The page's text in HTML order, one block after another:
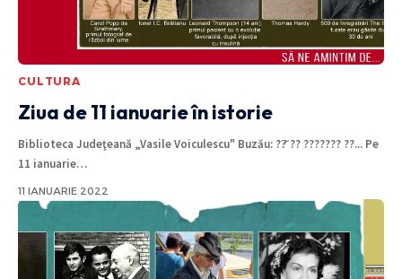
CULTURA
Ziua de 11 ianuarie în istorie
Biblioteca Judeţeană „Vasile Voiculescu" Buzău: ??̆ ?? ??????? ??... Pe
11 ianuarie…
11 IANUARIE 2022